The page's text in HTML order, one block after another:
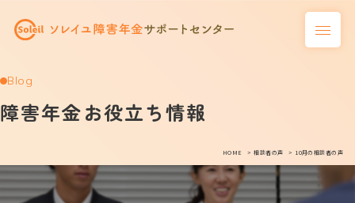
Blog
障害年金お役立ち情報
HOME 相談者の声 10月の相談者の声